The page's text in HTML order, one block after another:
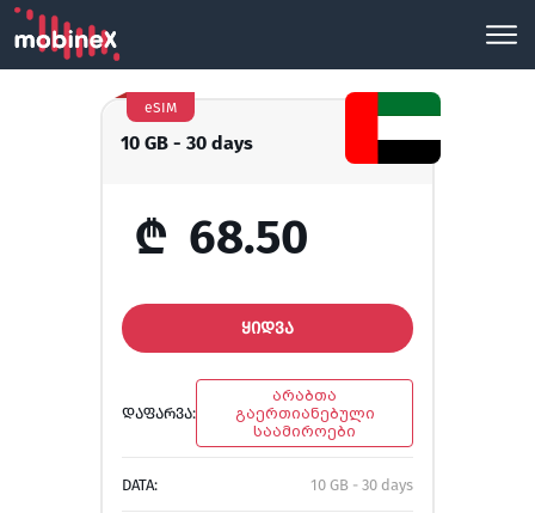
10 GB - 30 days
eSIM
₾ 68.50
ᲧᲘᲓᲕᲐ
ᲓᲐᲤᲐᲠᲕᲐ:
არაბთა
გაერთიანებული
საამიროები
DATA: 10 GB - 30 days